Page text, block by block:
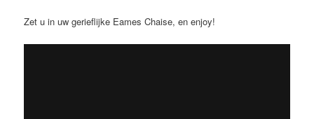
Zet u in uw gerieflijke Eames Chaise, en enjoy!